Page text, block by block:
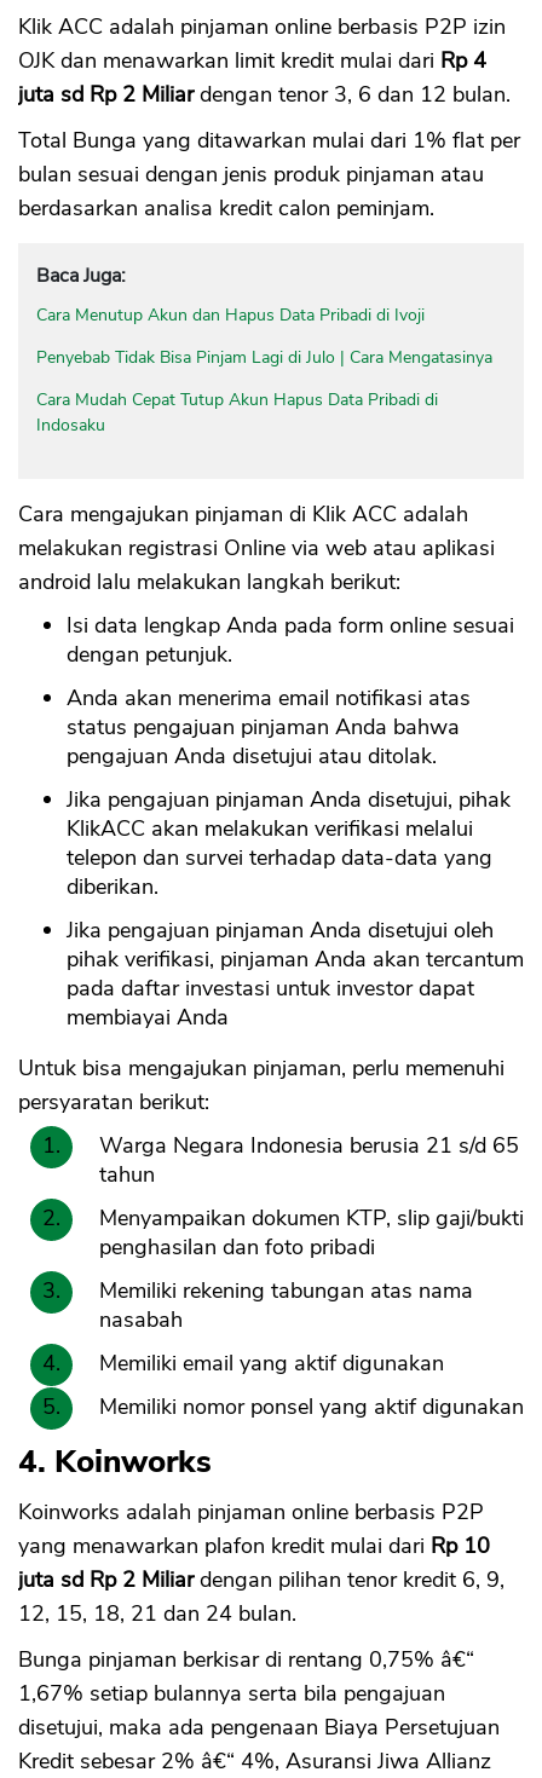
Klik ACC adalah pinjaman online berbasis P2P izin
OJK dan menawarkan limit kredit mulai dari Rp 4
juta sd Rp 2 Miliardengan tenor 3, 6 dan 12 bulan.
Total Bunga yang ditawarkan mulai dari 1% flat per
bulan sesuai dengan jenis produk pinjaman atau
berdasarkan analisa kredit calon peminjam.
Baca Juga:
Cara Menutup Akun dan Hapus Data Pribadi di Ivoji
Penyebab Tidak Bisa Pinjam Lagi di Julo | Cara Mengatasinya
Cara Mudah Cepat Tutup Akun Hapus Data Pribadi di
Indosaku
Cara mengajukan pinjaman di Klik ACC adalah
melakukan registrasi Online via web atau aplikasi
android lalu melakukan langkah berikut:
Isi data lengkap Anda pada form online sesuai
dengan petunjuk.
Anda akan menerima email notifikasi atas
status pengajuan pinjaman Anda bahwa
pengajuan Anda disetujui atau ditolak.
Jika pengajuan pinjaman Anda disetujui, pihak
KlikACC akan melakukan verifikasi melalui
telepon dan survei terhadap data-data yang
diberikan.
Jika pengajuan pinjaman Anda disetujui oleh
pihak verifikasi, pinjaman Anda akan tercantum
pada daftar investasi untuk investor dapat
membiayai Anda
Untuk bisa mengajukan pinjaman, perlu memenuhi
persyaratan berikut:
Warga Negara Indonesia berusia 21 s/d 65
tahun
Menyampaikan dokumen KTP, slip gaji/bukti
penghasilan dan foto pribadi
Memiliki rekening tabungan atas nama
nasabah
Memiliki email yang aktif digunakan
Memiliki nomor ponsel yang aktif digunakan
4. Koinworks
Koinworks adalah pinjaman online berbasis P2P
yang menawarkan plafon kredit mulai dari Rp 10
juta sd Rp 2 Miliardengan pilihan tenor kredit 6, 9,
12, 15, 18, 21 dan 24 bulan.
Bunga pinjaman berkisar di rentang 0,75% â€“
1,67% setiap bulannya serta bila pengajuan
disetujui, maka ada pengenaan Biaya Persetujuan
Kredit sebesar 2% â€“ 4%, Asuransi Jiwa Allianz